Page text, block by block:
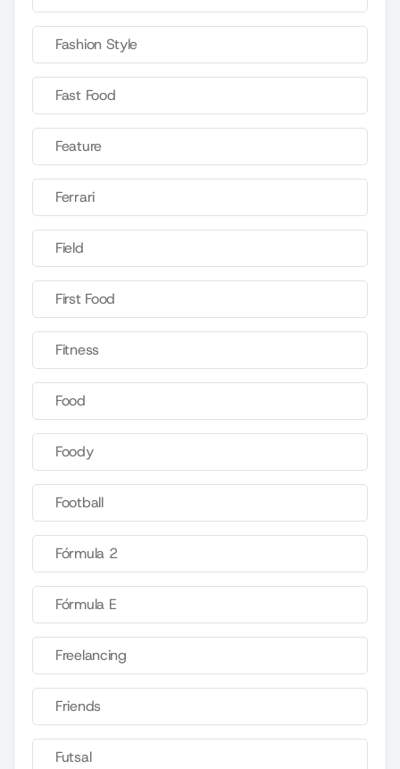
Fashion Style
Fast Food
Feature
Ferrari
Field
First Food
Fitness
Food
Foody
Football
Fórmula 2
Fórmula E
Freelancing
Friends
Futsal